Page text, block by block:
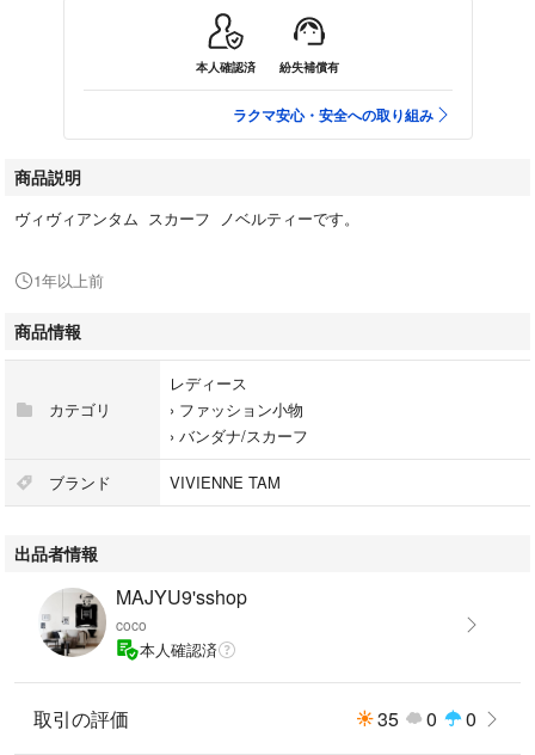
本人確認済 紛失補償有
ラクマ安心・安全への取り組み
商品説明
ヴィヴィアンタム スカーフ ノベルティーです。
1年以上前
商品情報
カテゴリ
レディース
› ファッション小物
› バンダナ/スカーフ
ブランド VIVIENNE TAM
出品者情報
MAJYU9'sshop
coco
本人確認済
取引の評価 35 0 0